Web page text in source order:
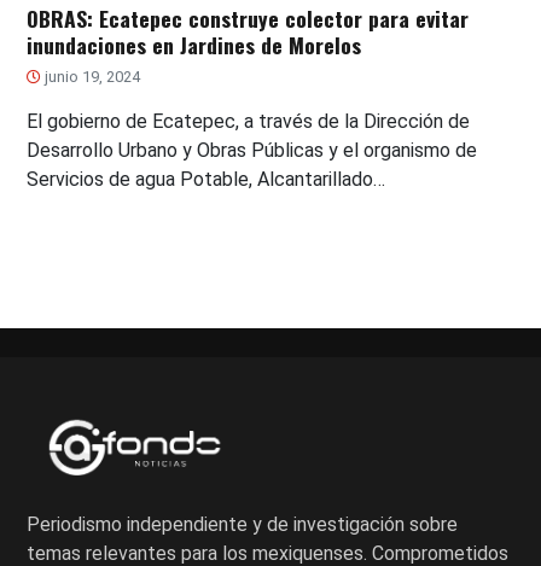
OBRAS: Ecatepec construye colector para evitar
inundaciones en Jardines de Morelos
junio 19, 2024
El gobierno de Ecatepec, a través de la Dirección de
Desarrollo Urbano y Obras Públicas y el organismo de
Servicios de agua Potable, Alcantarillado…
Periodismo independiente y de investigación sobre
temas relevantes para los mexiquenses. Comprometidos